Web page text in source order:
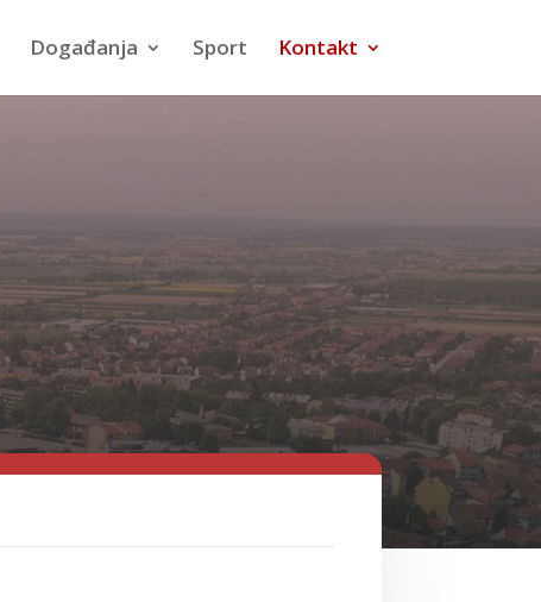
Događanja Sport Kontakt